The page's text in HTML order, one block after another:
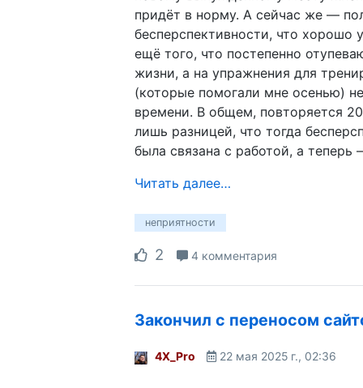
придёт в норму. А сейчас же —
бесперспективности, что хорошо
ещё того, что постепенно
жизни, а на упражнения для
(которые помогали мне осенью)
времени. В общем, повторяется
лишь разницей, что тогда
была связана с работой, а
Читать далее…
неприятности
2 4 комментария
Закончил с переносом
4X_Pro 22 мая 2025 г., 02:36